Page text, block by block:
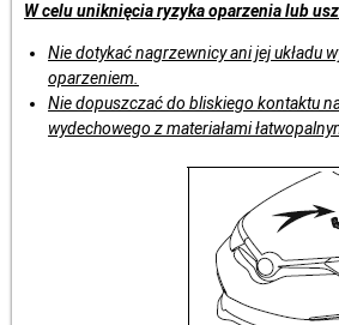
W celu uniknięcia ryzyka oparzenia lub
Nie dotykać nagrzewnicy ani jej układu
oparzeniem.
Nie dopuszczać do bliskiego kontaktu
wydechowego z materiałami